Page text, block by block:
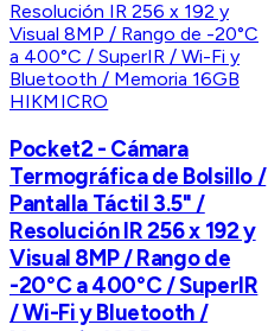
HIKMICRO
Pocket2 - Cámara
Termográfica de Bolsillo /
Pantalla Táctil 3.5" /
Resolución IR 256 x 192 y
Visual 8MP / Rango de
-20°C a 400°C / SuperIR
/ Wi-Fi y Bluetooth /